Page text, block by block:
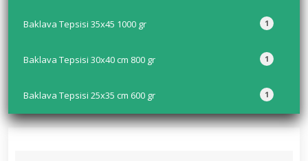
1
Baklava Tepsisi 35x45 1000 gr
1
Baklava Tepsisi 30x40 cm 800 gr
1
Baklava Tepsisi 25x35 cm 600 gr